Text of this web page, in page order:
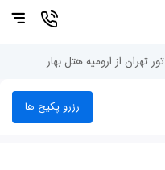
تور تهران از ارومیه هتل بهار
رزرو پکیج ها